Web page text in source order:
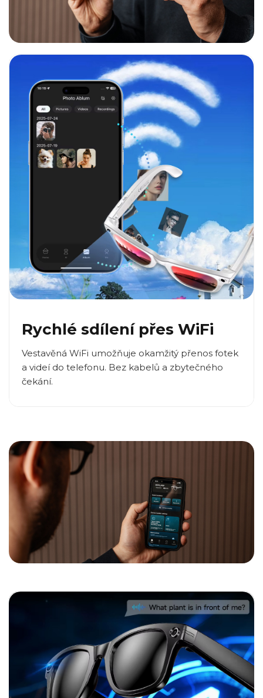
Rychlé sdílení přes WiFi
Vestavěná WiFi umožňuje okamžitý přenos fotek
a videí do telefonu. Bez kabelů a zbytečného
čekání.